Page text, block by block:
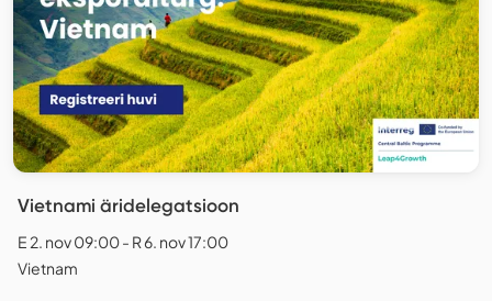
Vietnami äridelegatsioon
E 2. nov 09:00 - R 6. nov 17:00
Vietnam